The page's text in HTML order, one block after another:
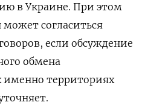
в Украине. При этом
согласиться
если обсуждение
обмена
территориях